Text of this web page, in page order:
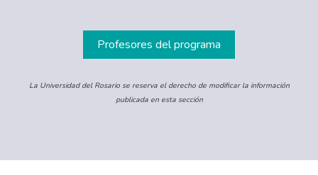
Profesores del programa
La Universidad del Rosario se reserva el derecho de modificar la información
publicada en esta sección